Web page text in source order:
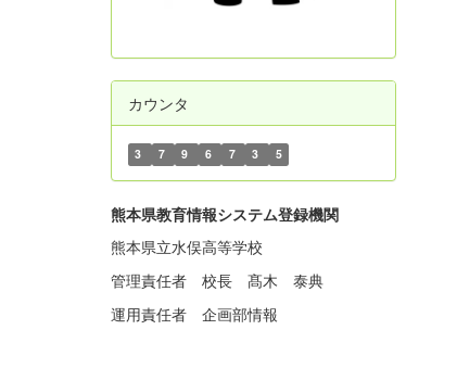
カウンタ
3 7 9 6 7 3 5
熊本県教育情報システム登録機関
熊本県立水俣高等学校
管理責任者 校長 髙木 泰典
運用責任者 企画部情報